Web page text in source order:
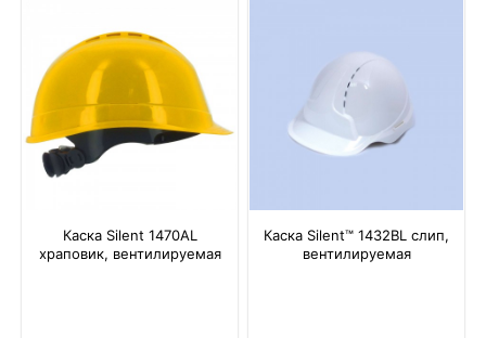
Каска Silent 1470AL
храповик, вентилируемая
Каска Silent™ 1432BL слип,
вентилируемая